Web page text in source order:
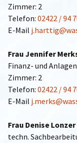
Zimmer: 2
Telefon: 02422 / 94
E-Mail
Frau Jennifer
Finanz- und
Zimmer: 2
Telefon: 02422 / 94
E-Mail
Frau Denise Lonzer
techn.